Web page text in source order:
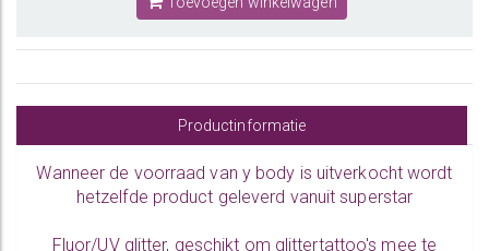
Productinformatie
Wanneer de voorraad van y body is uitverkocht wordt
hetzelfde product geleverd vanuit superstar
Fluor/UV glitter, geschikt om glittertattoo's mee te